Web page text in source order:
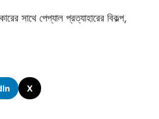
সাথে পেপ্যাল ​​প্রত্যাহারের বিকল্প,
X